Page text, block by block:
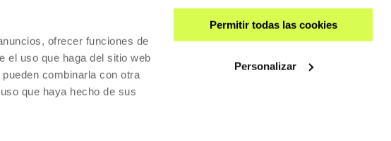
ofrecer funciones de
el uso que haga del sitio web
combinarla con otra
que haya hecho de sus
Permitir todas las cookies
Personalizar